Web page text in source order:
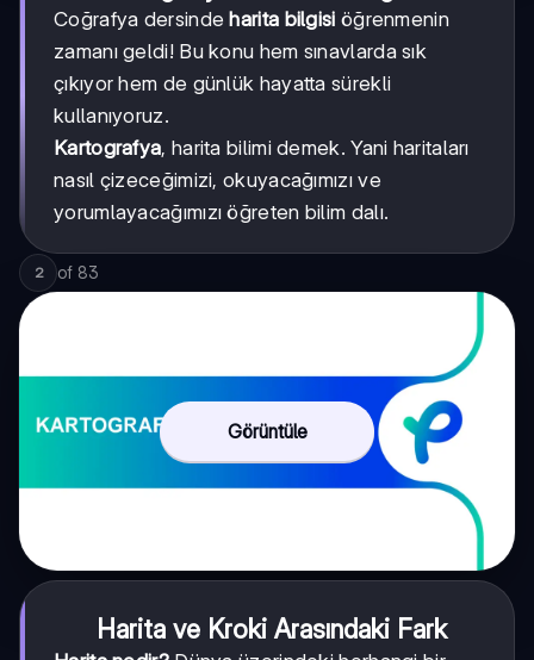
Coğrafya dersinde harita bilgisi öğrenmenin
zamanı geldi! Bu konu hem sınavlarda sık
çıkıyor hem de günlük hayatta sürekli
kullanıyoruz.
Kartografya, harita bilimi demek. Yani haritaları
nasıl çizeceğimizi, okuyacağımızı ve
yorumlayacağımızı öğreten bilim dalı.
2 of 83
Görüntüle
Harita ve Kroki Arasındaki Fark